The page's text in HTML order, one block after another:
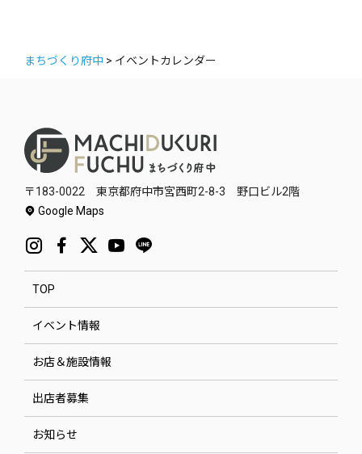
まちづくり府中 > イベントカレンダー
〒183-0022 東京都府中市宮西町2-8-3 野口ビル2階
Google Maps
TOP
イベント情報
お店＆施設情報
出店者募集
お知らせ